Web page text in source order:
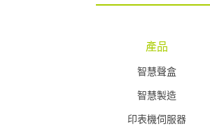
產品
智慧聲盒
智慧製造
印表機伺服器